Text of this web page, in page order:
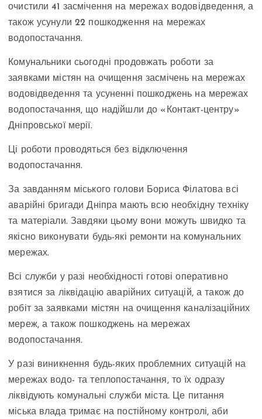
очистили 41 засмічення на мережах водовідведення, а
також усунули 22 пошкодження на мережах
водопостачання.
Комунальники сьогодні продовжать роботи за
заявками містян на очищення засмічень на мережах
водовідведення та усуненні пошкоджень на мережах
водопостачання, що надійшли до «Контакт-центру»
Дніпровської мерії.
Ці роботи проводяться без відключення
водопостачання.
За завданням міського голови Бориса Філатова всі
аварійні бригади Дніпра мають всю необхідну техніку
та матеріали. Завдяки цьому вони можуть швидко та
якісно виконувати будь-які ремонти на комунальних
мережах.
Всі служби у разі необхідності готові оперативно
взятися за ліквідацію аварійних ситуацій, а також до
робіт за заявками містян на очищення каналізаційних
мереж, а також пошкоджень на мережах
водопостачання.
У разі виникнення будь-яких проблемних ситуацій на
мережах водо- та теплопостачання, то їх одразу
ліквідують комунальні служби міста. Це питання
міська влада тримає на постійному контролі, аби